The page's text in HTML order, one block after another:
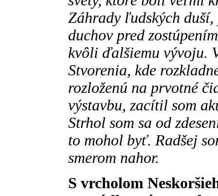
Záhrady ľudských
duchov pred
kvôli ďalšiemu vývoju.
Stvorenia, kde
rozloženú na prvotné
výstavbu, zacítil som
Strhol som sa od
to mohol byť. Radšej
smerom nahor.
S vrcholom